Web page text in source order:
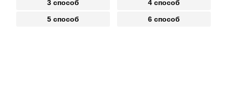
3 способ 4 способ
5 способ 6 способ